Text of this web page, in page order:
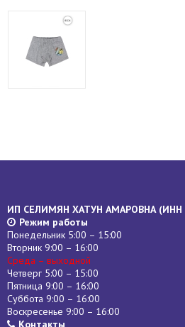
ИП СЕЛИМЯН ХАТУН АМАРОВНА (ИНН
Режим работы
Понедельник 5:00 – 15:00
Вторник 9:00 – 16:00
Среда – выходной
Четверг 5:00 – 15:00
Пятница 9:00 – 16:00
Суббота 9:00 – 16:00
Воскресенье 9:00 – 16:00
Контакты